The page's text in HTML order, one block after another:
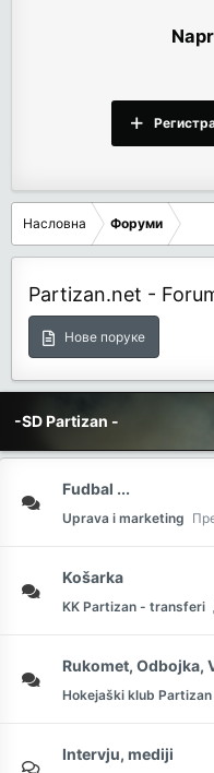
Насловна Форуми
Partizan.net -
Нове поруке
-SD Partizan -
Fudbal ...
Uprava i marketing
Košarka
KK Partizan - transferi
Rukomet, Odbojka,
Hokejaški klub Partizan
Intervju, mediji